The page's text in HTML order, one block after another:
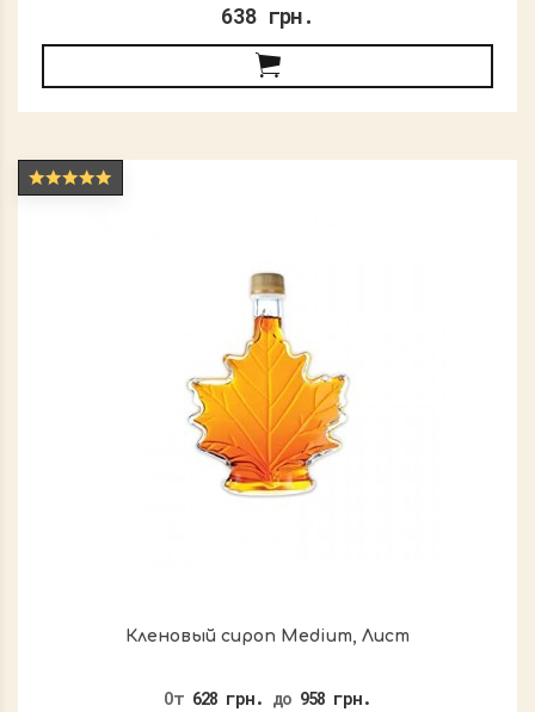
638 грн.
Кленовый сироп Medium, Лист
От 628 грн. до 958 грн.